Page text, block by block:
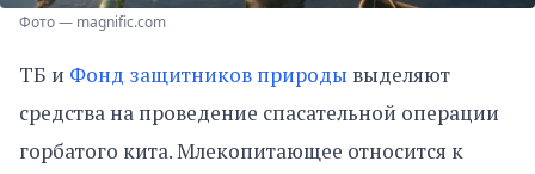
Фото — magnific.com
ТБ и Фонд защитников природы выделяют
средства на проведение спасательной операции
горбатого кита. Млекопитающее относится к